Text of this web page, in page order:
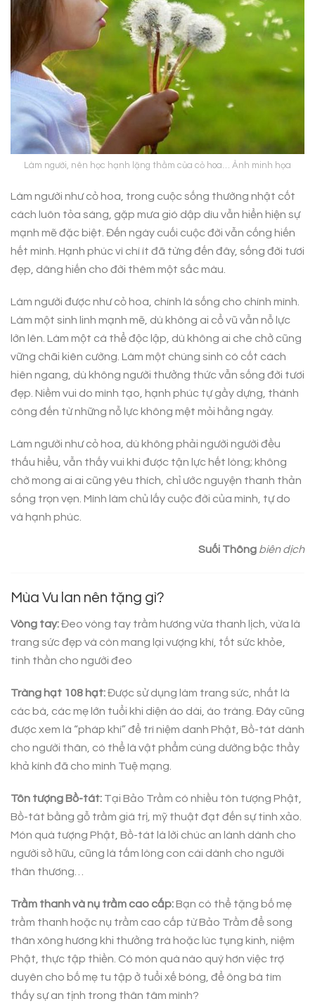
Làm người, nên học hạnh lặng thầm của cỏ hoa… Ảnh minh họa
Làm người như cỏ hoa, trong cuộc sống thường nhật cốt
cách luôn tỏa sáng, gặp mưa gió dập dìu vẫn hiển hiện sự
mạnh mẽ đặc biệt. Đến ngày cuối cuộc đời vẫn cống hiến
hết mình. Hạnh phúc vì chí ít đã từng đến đây, sống đời tươi
đẹp, dâng hiến cho đời thêm một sắc màu.
Làm người được như cỏ hoa, chính là sống cho chính mình.
Làm một sinh linh mạnh mẽ, dù không ai cổ vũ vẫn nỗ lực
lớn lên. Làm một cá thể độc lập, dù không ai che chở cũng
vững chãi kiên cường. Làm một chúng sinh có cốt cách
hiên ngang, dù không người thưởng thức vẫn sống đời tươi
đẹp. Niềm vui do mình tạo, hạnh phúc tự gầy dựng, thành
công đến từ những nỗ lực không mệt mỏi hằng ngày.
Làm người như cỏ hoa, dù không phải người người đều
thấu hiểu, vẫn thấy vui khi được tận lực hết lòng; không
chờ mong ai ai cũng yêu thích, chỉ ước nguyện thanh thản
sống trọn vẹn. Mình làm chủ lấy cuộc đời của mình, tự do
và hạnh phúc.
Suối Thông biên dịch
Mùa Vu lan nên tặng gì?
Vòng tay:Đeo vòng tay trầm hương vừa thanh lịch, vừa là
trang sức đẹp và còn mang lại vượng khí, tốt sức khỏe,
tinh thần cho người đeo
Tràng hạt 108 hạt:Được sử dụng làm trang sức, nhất là
các bà, các mẹ lớn tuổi khi diện áo dài, áo tràng. Đây cũng
được xem là “pháp khí” để trì niệm danh Phật, Bồ-tát dành
cho người thân, có thể là vật phẩm cúng dường bậc thầy
khả kính đã cho mình Tuệ mạng.
Tôn tượng Bồ-tát: Tại Bảo Trầm có nhiều tôn tượng Phật,
Bồ-tát bằng gỗ trầm giá trị, mỹ thuật đạt đến sự tinh xảo.
Món quà tượng Phật, Bồ-tát là lời chúc an lành dành cho
người sở hữu, cũng là tấm lòng con cái dành cho người
thân thương…
Trầm thanh và nụ trầm cao cấp:Bạn có thể tặng bố mẹ
trầm thanh hoặc nụ trầm cao cấp từ Bảo Trầm để song
thân xông hương khi thưởng trà hoặc lúc tụng kinh, niệm
Phật, thực tập thiền. Có món quà nào quý hơn việc trợ
duyên cho bố mẹ tu tập ở tuổi xế bóng, để ông bà tìm
thấy sự an tịnh trong thân tâm mình?